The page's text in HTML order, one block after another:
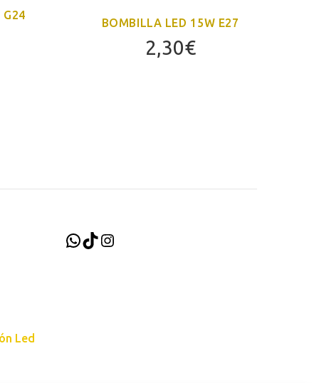
G24
BOMBILLA LED 15W E27
2,30€
Led
WhatsApp
TikTokInstagram